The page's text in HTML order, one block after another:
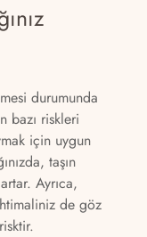
durumunda
bazı riskleri
için uygun
taşın
Ayrıca,
de göz